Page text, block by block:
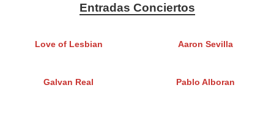
Entradas Conciertos
Love of Lesbian Aaron Sevilla
Galvan Real Pablo Alboran